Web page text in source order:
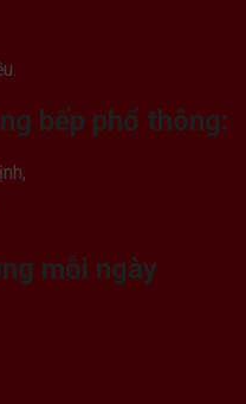
bếp phổ thông:
mỗi ngày